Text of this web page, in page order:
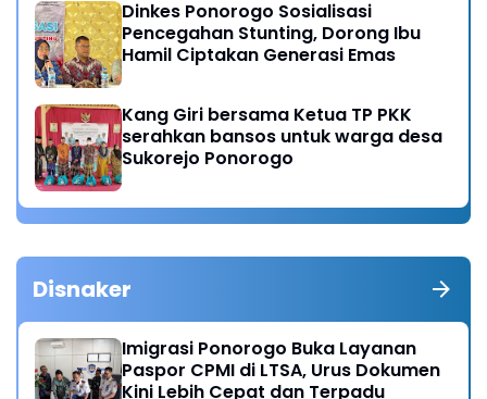
Dinkes Ponorogo Sosialisasi
Pencegahan Stunting, Dorong Ibu
Hamil Ciptakan Generasi Emas
Kang Giri bersama Ketua TP PKK
serahkan bansos untuk warga desa
Sukorejo Ponorogo
Disnaker
Imigrasi Ponorogo Buka Layanan
Paspor CPMI di LTSA, Urus Dokumen
Kini Lebih Cepat dan Terpadu